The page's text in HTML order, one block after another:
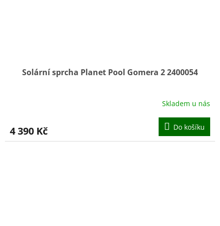
Solární sprcha Planet Pool Gomera 2 2400054
Skladem u nás
4 390 Kč Do košíku